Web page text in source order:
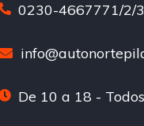
0230-4667771/2/
De 10 a 18 -